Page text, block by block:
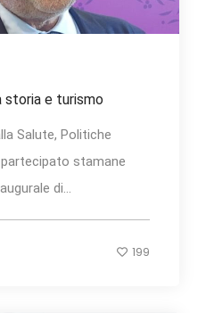
storia e turismo
Salute, Politiche
stamane
di...
199